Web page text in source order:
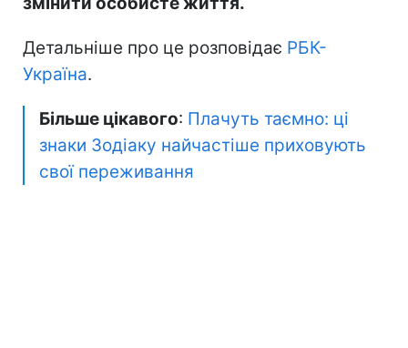
Детальніше про це розповідає РБК-
Україна.
Більше цікавого: Плачуть таємно: ці
знаки Зодіаку найчастіше приховують
свої переживання